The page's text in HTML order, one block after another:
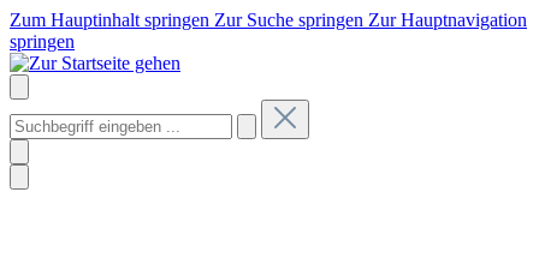
Zum Hauptinhalt springen Zur Suche springen Zur Hauptnavigation
springen